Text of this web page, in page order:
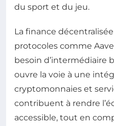
du sport et du jeu.
La finance
protocoles comme
besoin d’intermédiaire
ouvre la voie à une
cryptomonnaies et
contribuent à rendre
accessible, tout en